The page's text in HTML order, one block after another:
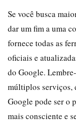
Se você busca
dar um fim a uma
fornece todas as
oficiais e
do Google.
múltiplos serviços,
Google pode ser o
mais consciente e